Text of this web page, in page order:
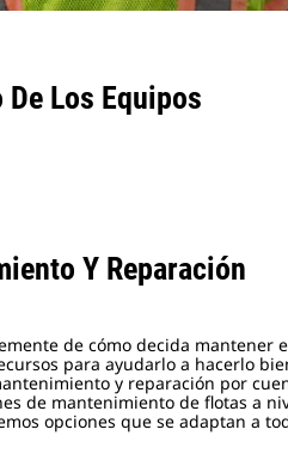
Los Equipos
Y Reparación
de cómo decida mantener
para ayudarlo a hacerlo
y reparación por
de mantenimiento de flotas a
opciones que se adaptan a